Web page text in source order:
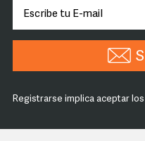
Registrarse implica aceptar los